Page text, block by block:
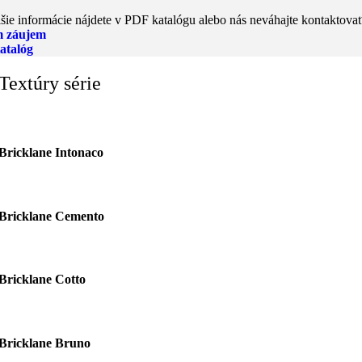
informácie nájdete v PDF katalógu alebo nás neváhajte
záujem
série
Intonaco
Cemento
Cotto
Bruno